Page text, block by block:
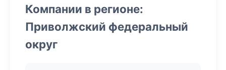
Компании в регионе:
Приволжский федеральный
округ